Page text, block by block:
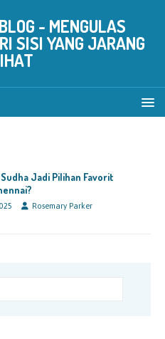
- MENGULAS
SISI YANG JARANG
Jadi Pilihan Favorit
Rosemary Parker